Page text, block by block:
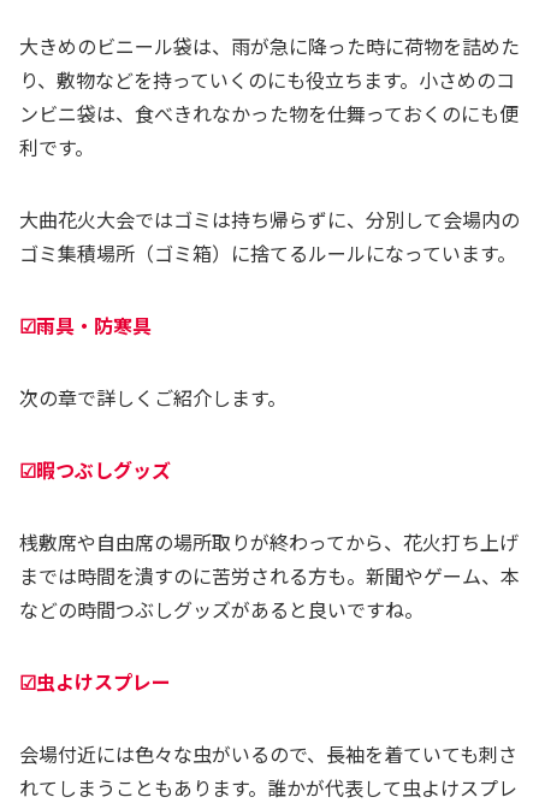
大きめのビニール袋は、雨が急に降った時に荷物を詰めた
り、敷物などを持っていくのにも役立ちます。小さめのコ
ンビニ袋は、食べきれなかった物を仕舞っておくのにも便
利です。
大曲花火大会ではゴミは持ち帰らずに、分別して会場内の
ゴミ集積場所（ゴミ箱）に捨てるルールになっています。
☑雨具・防寒具
次の章で詳しくご紹介します。
☑暇つぶしグッズ
桟敷席や自由席の場所取りが終わってから、花火打ち上げ
までは時間を潰すのに苦労される方も。新聞やゲーム、本
などの時間つぶしグッズがあると良いですね。
☑虫よけスプレー
会場付近には色々な虫がいるので、長袖を着ていても刺さ
れてしまうこともあります。誰かが代表して虫よけスプレ